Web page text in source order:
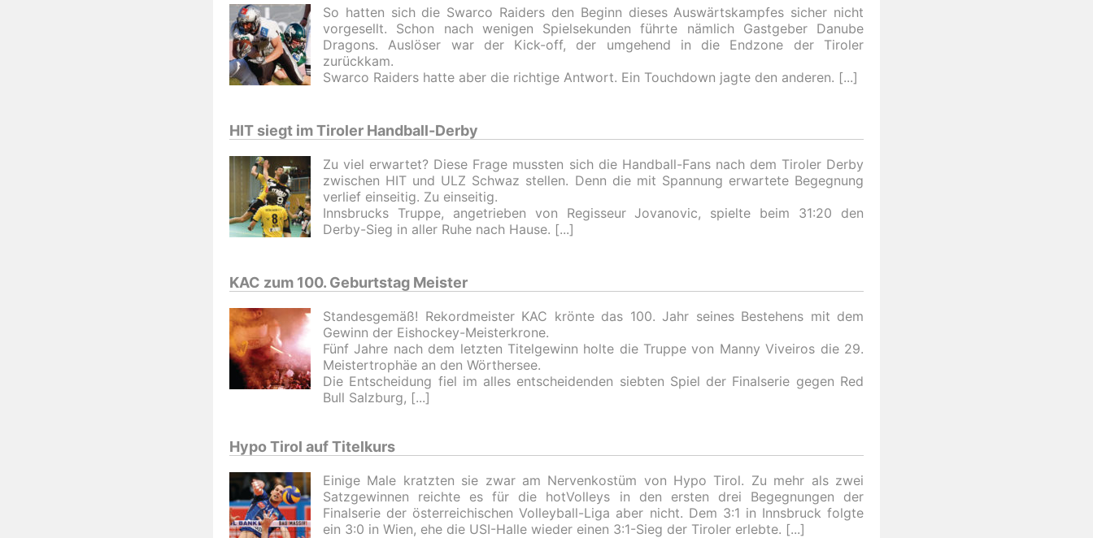
So hatten sich die Swarco Raiders den Beginn dieses Auswärtskampfes sicher nicht
vorgesellt. Schon nach wenigen Spielsekunden führte nämlich Gastgeber Danube
Dragons. Auslöser war der Kick-off, der umgehend in die Endzone der Tiroler
zurückkam.
Swarco Raiders hatte aber die richtige Antwort. Ein Touchdown jagte den anderen.
HIT siegt im Tiroler Handball-Derby
Zu viel erwartet? Diese Frage mussten sich die Handball-Fans nach dem Tiroler Derby
zwischen HIT und ULZ Schwaz stellen. Denn die mit Spannung erwartete Begegnung
verlief einseitig. Zu einseitig.
Innsbrucks Truppe, angetrieben von Regisseur Jovanovic, spielte beim 31:20 den
Derby-Sieg in aller Ruhe nach Hause.
KAC zum 100. Geburtstag Meister
Standesgemäß! Rekordmeister KAC krönte das 100. Jahr seines Bestehens mit dem
Gewinn der Eishockey-Meisterkrone.
Fünf Jahre nach dem letzten Titelgewinn holte die Truppe von Manny Viveiros die 29.
Meistertrophäe an den Wörthersee.
Die Entscheidung fiel im alles entscheidenden siebten Spiel der Finalserie gegen Red
Bull Salzburg,
Hypo Tirol auf Titelkurs
Einige Male kratzten sie zwar am Nervenkostüm von Hypo Tirol. Zu mehr als zwei
Satzgewinnen reichte es für die hotVolleys in den ersten drei Begegnungen der
Finalserie der österreichischen Volleyball-Liga aber nicht. Dem 3:1 in Innsbruck folgte
ein 3:0 in Wien, ehe die USI-Halle wieder einen 3:1-Sieg der Tiroler erlebte.